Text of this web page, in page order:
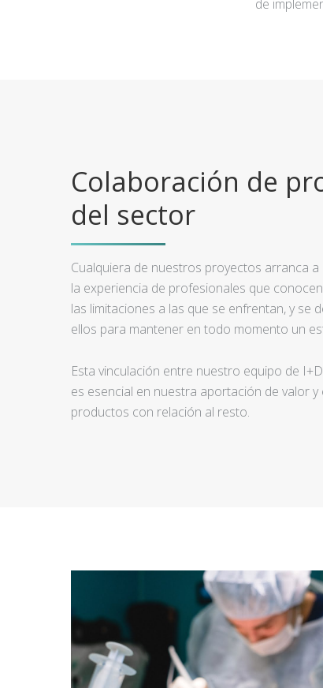
de
Colaboración de
del sector
Cualquiera de nuestros proyectos arranca
la experiencia de profesionales que
las limitaciones a las que se enfrentan, y se
ellos para mantener en todo momento un
Esta vinculación entre nuestro equipo de
es esencial en nuestra aportación de valor
productos con relación al resto.